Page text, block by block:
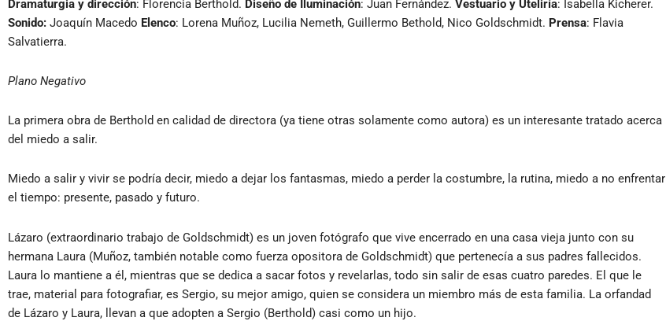
Dramaturgia y dirección: Florencia Berthold. Diseño de Iluminación: Juan Fernández. Vestuario y Uteliría: Isabella Kicherer.
Sonido: Joaquín Macedo Elenco: Lorena Muñoz, Lucilia Nemeth, Guillermo Bethold, Nico Goldschmidt. Prensa: Flavia
Salvatierra.
Plano Negativo
La primera obra de Berthold en calidad de directora (ya tiene otras solamente como autora) es un interesante tratado acerca
del miedo a salir.
Miedo a salir y vivir se podría decir, miedo a dejar los fantasmas, miedo a perder la costumbre, la rutina, miedo a no enfrentar
el tiempo: presente, pasado y futuro.
Lázaro (extraordinario trabajo de Goldschmidt) es un joven fotógrafo que vive encerrado en una casa vieja junto con su
hermana Laura (Muñoz, también notable como fuerza opositora de Goldschmidt) que pertenecía a sus padres fallecidos.
Laura lo mantiene a él, mientras que se dedica a sacar fotos y revelarlas, todo sin salir de esas cuatro paredes. El que le
trae, material para fotografiar, es Sergio, su mejor amigo, quien se considera un miembro más de esta familia. La orfandad
de Lázaro y Laura, llevan a que adopten a Sergio (Berthold) casi como un hijo.